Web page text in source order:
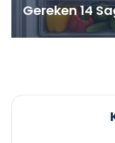
Gereken 14